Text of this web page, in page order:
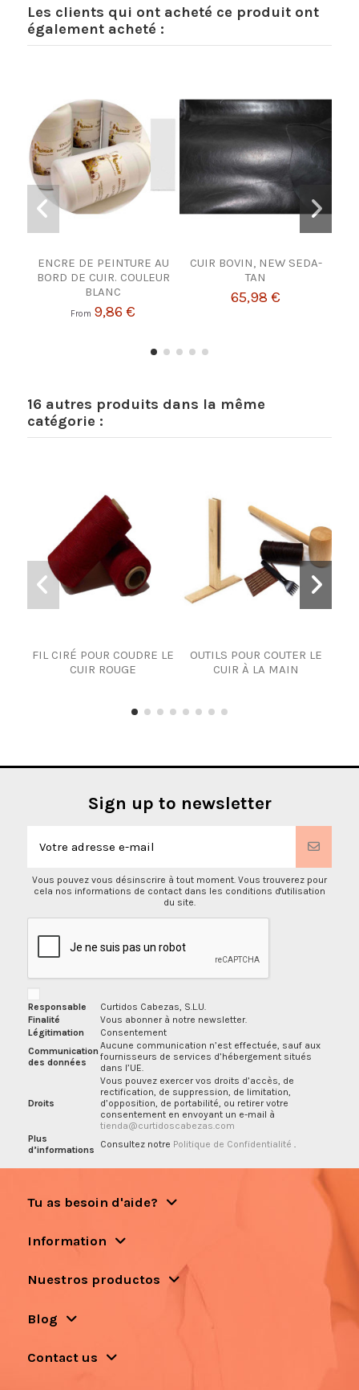
Les clients qui ont acheté ce produit ont
également acheté :
ENCRE DE PEINTURE AU
BORD DE CUIR. COULEUR
BLANC
From 9,86 €
CUIR BOVIN, NEW SEDA-
TAN
65,98 €
16 autres produits dans la même
catégorie :
FIL CIRÉ POUR COUDRE LE
CUIR ROUGE
OUTILS POUR COUTER LE
CUIR À LA MAIN
Sign up to newsletter
Vous pouvez vous désinscrire à tout moment. Vous trouverez pour
cela nos informations de contact dans les conditions d'utilisation
du site.
Responsable
Curtidos Cabezas, S.L.U.
Finalité
Vous abonner à notre newsletter.
Légitimation
Consentement
Communication
des données
Aucune communication n’est effectuée, sauf aux
fournisseurs de services d’hébergement situés
dans l’UE.
Droits
Vous pouvez exercer vos droits d’accès, de
rectification, de suppression, de limitation,
d’opposition, de portabilité, ou retirer votre
consentement en envoyant un e-mail à
tienda@curtidoscabezas.com
Plus
d’informations
Consultez notre Politique de Confidentialité
Tu as besoin d'aide?
Information
Nuestros productos
Blog
Contact us